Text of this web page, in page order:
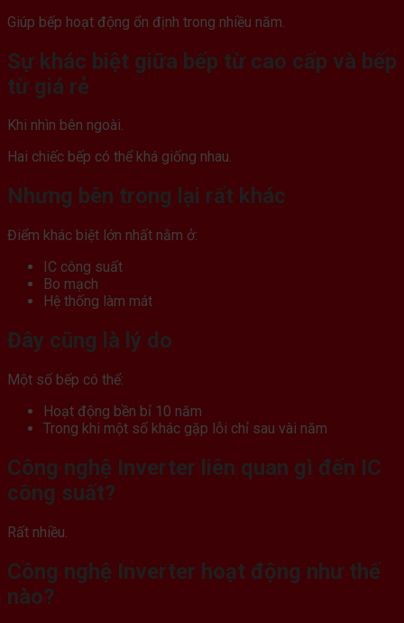
Giúp bếp hoạt động ổn định trong nhiều năm.
Sự khác biệt giữa bếp từ cao cấp và bếp
từ giá rẻ
Khi nhìn bên ngoài.
Hai chiếc bếp có thể khá giống nhau.
Nhưng bên trong lại rất khác
Điểm khác biệt lớn nhất nằm ở:
IC công suất
Bo mạch
Hệ thống làm mát
Đây cũng là lý do
Một số bếp có thể:
Hoạt động bền bỉ 10 năm
Trong khi một số khác gặp lỗi chỉ sau vài năm
Công nghệ Inverter liên quan gì đến IC
công suất?
Rất nhiều.
Công nghệ Inverter hoạt động như thế
nào?